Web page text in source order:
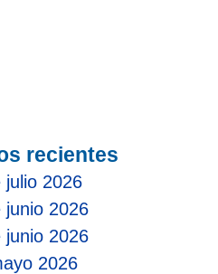
recientes
julio 2026
junio 2026
junio 2026
2026